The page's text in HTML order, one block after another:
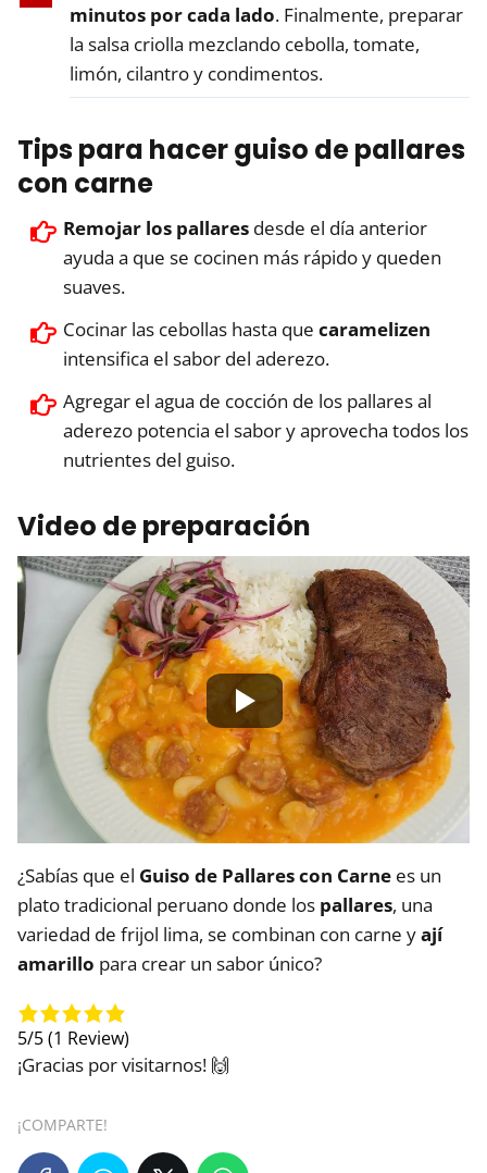
minutos por cada lado. Finalmente, preparar
la salsa criolla mezclando cebolla, tomate,
limón, cilantro y condimentos.
Tips para hacer guiso de pallares
con carne
Remojar los pallares desde el día anterior
ayuda a que se cocinen más rápido y queden
suaves.
Cocinar las cebollas hasta que caramelizen
intensifica el sabor del aderezo.
Agregar el agua de cocción de los pallares al
aderezo potencia el sabor y aprovecha todos los
nutrientes del guiso.
Video de preparación
¿Sabías que el Guiso de Pallares con Carne es un
plato tradicional peruano donde los pallares, una
variedad de frijol lima, se combinan con carne yají
amarillo para crear un sabor único?
5/5(1 Review)
¡Gracias por visitarnos! 🙌
¡COMPARTE!